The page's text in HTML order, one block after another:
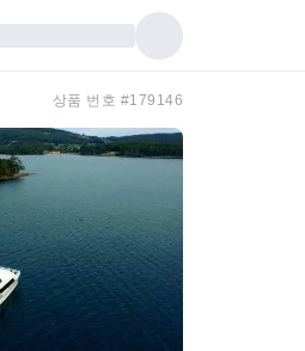
상품 번호 #179146